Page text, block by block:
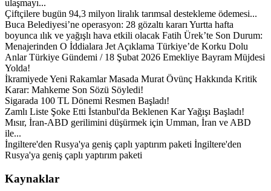
ulaşmayı...
Çiftçilere bugün 94,3 milyon liralık tarımsal destekleme ödemesi...
Buca Belediyesi’ne operasyon: 28 gözaltı kararı Yurtta hafta
boyunca ılık ve yağışlı hava etkili olacak Fatih Ürek’te Son Durum:
Menajerinden O İddialara Jet Açıklama Türkiye’de Korku Dolu
Anlar Türkiye Gündemi / 18 Şubat 2026 Emekliye Bayram Müjdesi
Yolda!
İkramiyede Yeni Rakamlar Masada Murat Övünç Hakkında Kritik
Karar: Mahkeme Son Sözü Söyledi!
Sigarada 100 TL Dönemi Resmen Başladı!
Zamlı Liste Şoke Etti İstanbul'da Beklenen Kar Yağışı Başladı!
Mısır, İran-ABD gerilimini düşürmek için Umman, İran ve ABD
ile...
İngiltere'den Rusya'ya geniş çaplı yaptırım paketi İngiltere'den
Rusya'ya geniş çaplı yaptırım paketi
Kaynaklar